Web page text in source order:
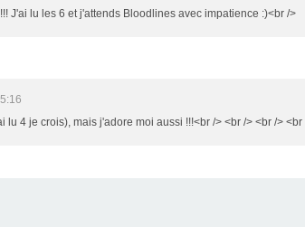
J'ai lu les 6 et j'attends Bloodlines avec impatience :)<br />
lu 4 je crois), mais j'adore moi aussi !!!<br /> <br /> <br /> <br